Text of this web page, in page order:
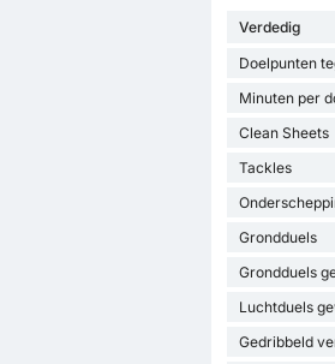
Verdedig
Doelpunten
Minuten per
Clean Sheets
Tackles
Grondduels
Grondduels
Luchtduels
Gedribbeld